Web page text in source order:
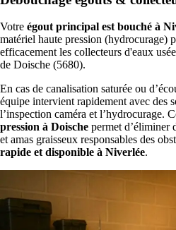
Votre égout principal est bouché à
matériel haute pression (hydrocurage)
efficacement les collecteurs d'eaux
de Doische (5680).
En cas de canalisation saturée ou
équipe intervient rapidement avec des
l’inspection caméra et l’hydrocurage.
pression à Doische permet d’éliminer
et amas graisseux responsables des
rapide et disponible à Niverlée.